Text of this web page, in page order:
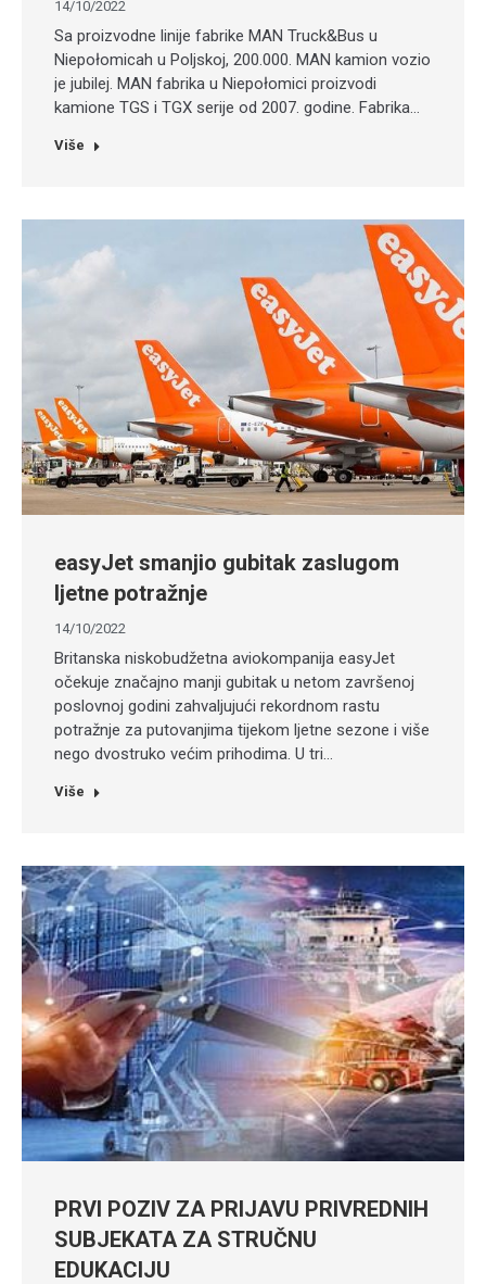
14/10/2022
Sa proizvodne linije fabrike MAN Truck&Bus u
Niepołomicah u Poljskoj, 200.000. MAN kamion vozio
je jubilej. MAN fabrika u Niepołomici proizvodi
kamione TGS i TGX serije od 2007. godine. Fabrika…
Više
easyJet smanjio gubitak zaslugom
ljetne potražnje
14/10/2022
Britanska niskobudžetna aviokompanija easyJet
očekuje značajno manji gubitak u netom završenoj
poslovnoj godini zahvaljujući rekordnom rastu
potražnje za putovanjima tijekom ljetne sezone i više
nego dvostruko većim prihodima. U tri…
Više
PRVI POZIV ZA PRIJAVU PRIVREDNIH
SUBJEKATA ZA STRUČNU
EDUKACIJU